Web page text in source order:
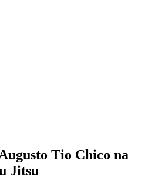
Tio Chico na
Jitsu